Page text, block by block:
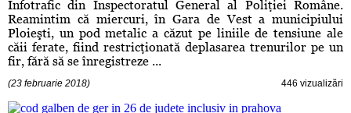
Infotrafic din Inspectoratul General al Poliţiei Române.
Reamintim că miercuri, în Gara de Vest a municipiului
Ploieşti, un pod metalic a căzut pe liniile de tensiune ale
căii ferate, fiind restricţionată deplasarea trenurilor pe un
fir, fără să se înregistreze ...
(23 februarie 2018) 446 vizualizări